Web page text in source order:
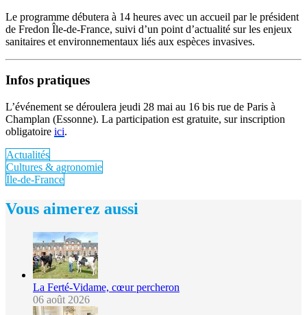
Le programme débutera à 14 heures avec un accueil par le président
de Fredon Île-de-France, suivi d’un point d’actualité sur les enjeux
sanitaires et environnementaux liés aux espèces invasives.
Infos pratiques
L’événement se déroulera jeudi 28 mai au 16 bis rue de Paris à
Champlan (Essonne). La participation est gratuite, sur inscription
obligatoire ici.
Actualités
Cultures & agronomie
Île-de-France
Vous aimerez aussi
La Ferté-Vidame, cœur percheron
06 août 2026